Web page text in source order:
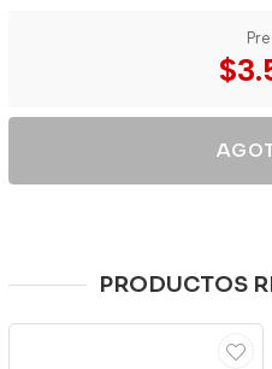
PRODUCTOS